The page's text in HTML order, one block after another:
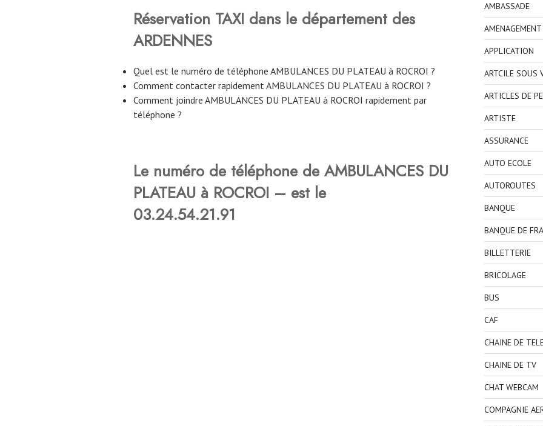
Réservation TAXI dans le département des
ARDENNES
Quel est le numéro de téléphone AMBULANCES DU PLATEAU à ROCROI ?
Comment contacter rapidement AMBULANCES DU PLATEAU à ROCROI ?
Comment joindre AMBULANCES DU PLATEAU à ROCROI rapidement par
téléphone ?
Le numéro de téléphone de AMBULANCES DU
PLATEAU à ROCROI – est le
03.24.54.21.91
AMBASSADE
APPLICATION
ARTCILE SOUS
ARTICLES DE
ARTISTE
ASSURANCE
AUTO ECOLE
AUTOROUTES
BANQUE
BANQUE DE
BILLETTERIE
BRICOLAGE
BUS
CAF
CHAINE DE
CHAINE DE TV
CHAT WEBCAM
COMPAGNIE